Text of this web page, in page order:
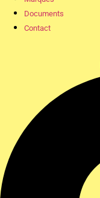
Documents
Contact